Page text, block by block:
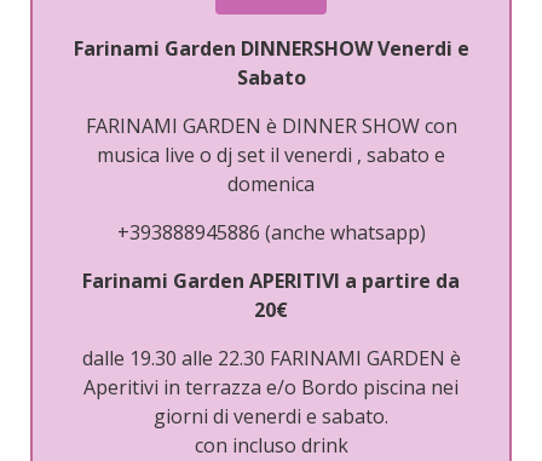
Farinami Garden DINNERSHOW Venerdi e
Sabato
FARINAMI GARDEN è DINNER SHOW con
musica live o dj set il venerdi , sabato e
domenica
+393888945886 (anche whatsapp)
Farinami Garden APERITIVI a partire da
20€
dalle 19.30 alle 22.30 FARINAMI GARDEN è
Aperitivi in terrazza e/o Bordo piscina nei
giorni di venerdi e sabato.
con incluso drink